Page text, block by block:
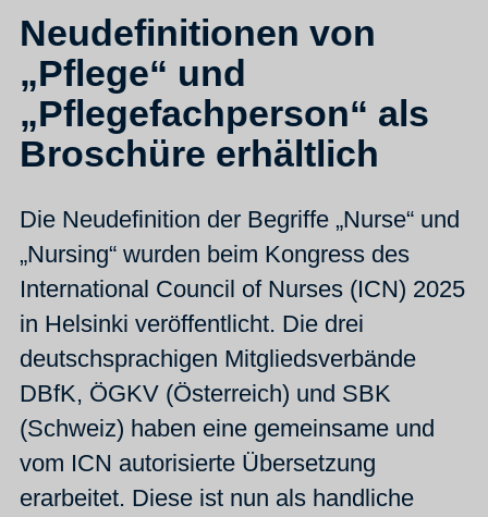
Neudefinitionen von
„Pflege“ und
„Pflegefachperson“ als
Broschüre erhältlich
Die Neudefinition der Begriffe „Nurse“ und
„Nursing“ wurden beim Kongress des
International Council of Nurses (ICN) 2025
in Helsinki veröffentlicht. Die drei
deutschsprachigen Mitgliedsverbände
DBfK, ÖGKV (Österreich) und SBK
(Schweiz) haben eine gemeinsame und
vom ICN autorisierte Übersetzung
erarbeitet. Diese ist nun als handliche